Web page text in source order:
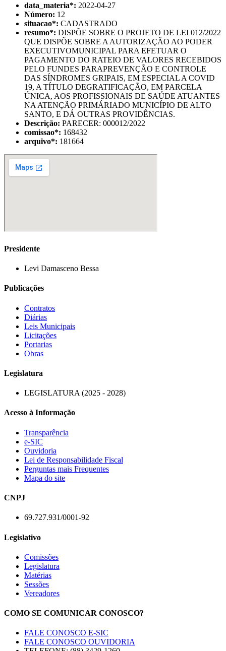
data_materia*: 2022-04-27
Número: 12
situacao*: CADASTRADO
resumo*: DISPÕE SOBRE O PROJETO DE LEI 012/2022
QUE DISPÕE SOBRE A AUTORIZAÇÃO AO PODER
EXECUTIVOMUNICIPAL PARA EFETUAR O
PAGAMENTO DO RATEIO DE VALORES RECEBIDOS
PELO FUNDES PARAPREVENÇÃO E CONTROLE
DAS SÍNDROMES GRIPAIS, EM ESPECIAL A COVID
19, A TÍTULO DEGRATIFICAÇÃO, EM PARCELA
ÚNICA, AOS PROFISSIONAIS DE SAÚDE ATUANTES
NA ATENÇÃO PRIMÁRIADO MUNICÍPIO DE ALTO
SANTO, E DÁ OUTRAS PROVIDÊNCIAS.
Descrição: PARECER: 000012/2022
comissao*: 168432
arquivo*: 181664
Presidente
Levi Damasceno Bessa
Publicações
Contratos
Diárias
Leis Municipais
Licitações
Portarias
Obras
Legislatura
LEGISLATURA (2025 - 2028)
Acesso à Informação
Transparência
e-SIC
Ouvidoria
Lei de Responsabilidade Fiscal
Perguntas mais Frequentes
Mapa do site
CNPJ
69.727.931/0001-92
Legislativo
Comissões
Legislatura
Matérias
Sessões
Vereadores
COMO SE COMUNICAR CONOSCO?
FALE CONOSCO E-SIC
FALE CONOSCO OUVIDORIA